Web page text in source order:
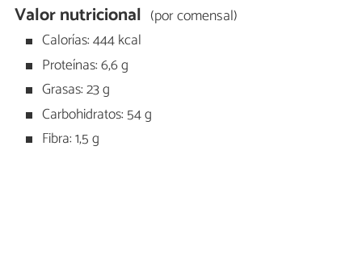
Valor nutricional (por comensal)
Calorías: 444 kcal
Proteínas: 6,6 g
Grasas: 23 g
Carbohidratos: 54 g
Fibra: 1,5 g